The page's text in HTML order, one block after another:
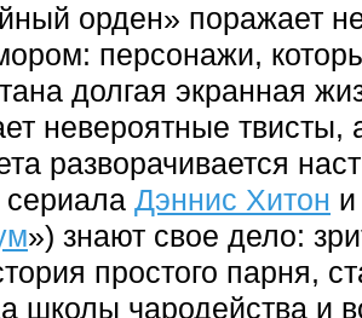
орден» поражает
персонажи,
долгая экранная
невероятные твисты,
разворачивается
сериала Дэннис Хитон
») знают свое дело:
простого парня,
школы чародейства и